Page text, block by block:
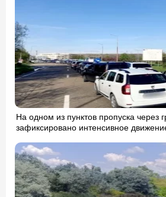
На одном из пунктов пропуска через
зафиксировано интенсивное